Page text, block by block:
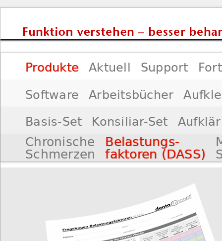
Produkte Aktuell Support
Impressum
Software Arbeitsbücher
Basis-Set
Konsiliar-Set
Weiterführende Diagnostik
Chronische
Schmerzen
Belastungs-
faktoren (DASS)
Instrumentelle